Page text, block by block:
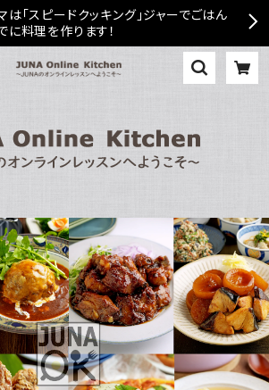
「スピードクッキング」ジャーでごはん
に料理を作ります！